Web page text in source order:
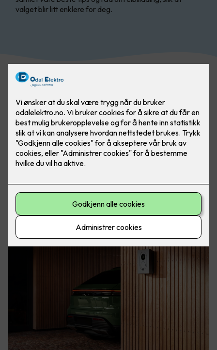
valget blir litt enklere for deg.
Elbil er kommet for å bli. Med elbillader hjemme har du